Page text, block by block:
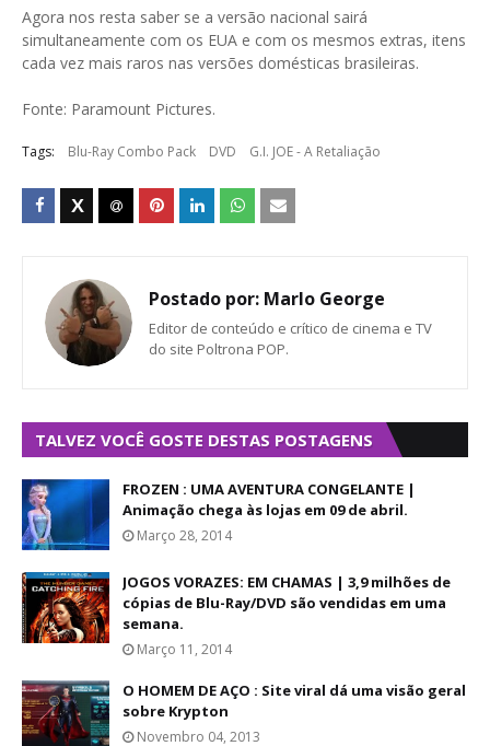
Agora nos resta saber se a versão nacional sairá
simultaneamente com os EUA e com os mesmos extras, itens
cada vez mais raros nas versões domésticas brasileiras.
Fonte: Paramount Pictures.
Tags: Blu-Ray Combo Pack DVD G.I. JOE - A Retaliação
Postado por: Marlo George
Editor de conteúdo e crítico de cinema e TV
do site Poltrona POP.
TALVEZ VOCÊ GOSTE DESTAS POSTAGENS
FROZEN : UMA AVENTURA CONGELANTE |
Animação chega às lojas em 09 de abril.
Março 28, 2014
JOGOS VORAZES: EM CHAMAS | 3,9 milhões de
cópias de Blu-Ray/DVD são vendidas em uma
semana.
Março 11, 2014
O HOMEM DE AÇO : Site viral dá uma visão geral
sobre Krypton
Novembro 04, 2013